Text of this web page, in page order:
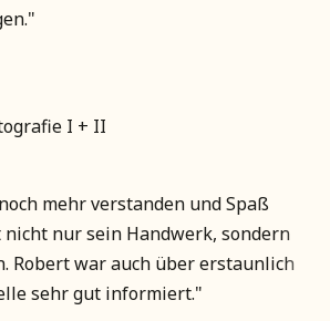
"
I + II
mehr verstanden und Spaß
nicht nur sein Handwerk, sondern
Robert war auch über erstaunlich
sehr gut informiert."